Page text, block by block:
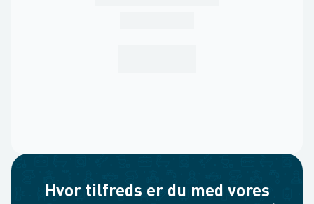
Hvor tilfreds er du med vores